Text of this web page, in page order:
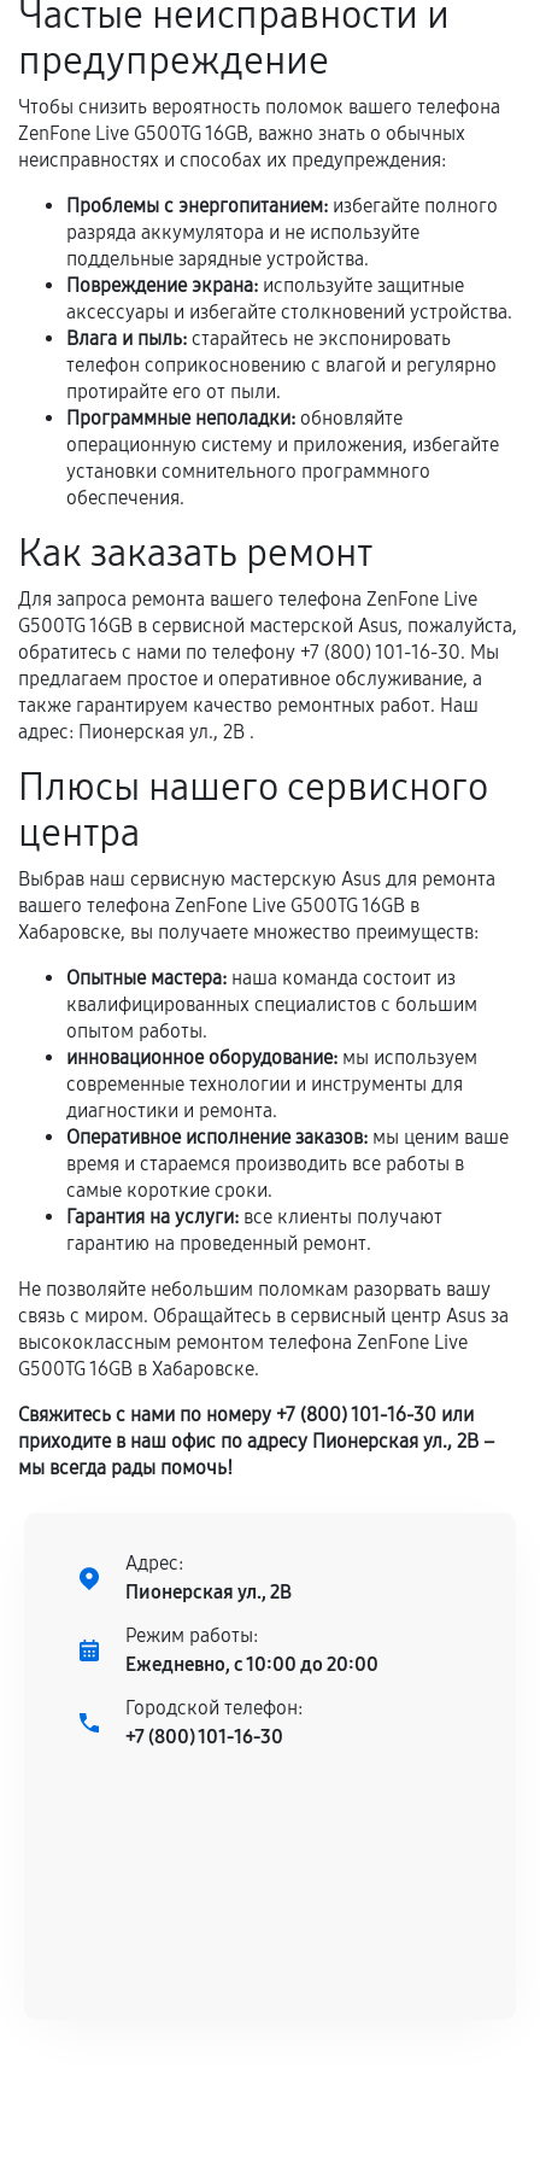
и кассовый чек.
Расширенная гарантия
В некоторых случаях возможно оформление
расширенной гарантии. Стоимость, сроки и
условия продления согласовываются отдельно и
фиксируются в документах.
Когда гарантия не действует
Нарушение правил эксплуатации,
механические повреждения, попадание влаги,
перегрев, коррозия.
Самостоятельный ремонт или вмешательство
Естественный износ деталей, если иное не
предусмотрено отдельно.
Обращение после окончания гарантийного
Программные сбои, если это не указано в
отдельных условиях.
Если комплектующие куплены
самостоятельно
Гарантия на выполненные работы может
сохраняться полностью или частично, если
соблюдены следующие условия:
Предоставленные детали подходят по
техническим параметрам и не имеют внешних
дефектов.
Установка была выполнена нашим сервисным
центром.
При этом гарантия на сами комплектующие
остается на стороне производителя или
продавца. За качество сторонних деталей
сервисный центр ответственности не несет.
Частые неисправности и
предупреждение
Чтобы снизить вероятность поломок вашего телефона
ZenFone Live G500TG 16GB, важно знать о обычных
неисправностях и способах их предупреждения:
Проблемы с энергопитанием: избегайте полного
разряда аккумулятора и не используйте
поддельные зарядные устройства.
Повреждение экрана: используйте защитные
аксессуары и избегайте столкновений устройства.
Влага и пыль: старайтесь не экспонировать
телефон соприкосновению с влагой и регулярно
протирайте его от пыли.
Программные неполадки: обновляйте
операционную систему и приложения, избегайте
установки сомнительного программного
обеспечения.
Как заказать ремонт
Для запроса ремонта вашего телефона ZenFone Live
G500TG 16GB в сервисной мастерской Asus, пожалуйста,
обратитесь с нами по телефону +7 (800) 101-16-30. Мы
предлагаем простое и оперативное обслуживание, а
также гарантируем качество ремонтных работ. Наш
адрес: Пионерская ул., 2В .
Плюсы нашего сервисного
центра
Выбрав наш сервисную мастерскую Asus для ремонта
вашего телефона ZenFone Live G500TG 16GB в
Хабаровске, вы получаете множество преимуществ:
Опытные мастера: наша команда состоит из
квалифицированных специалистов с большим
опытом работы.
инновационное оборудование: мы используем
современные технологии и инструменты для
диагностики и ремонта.
Оперативное исполнение заказов: мы ценим ваше
время и стараемся производить все работы в
самые короткие сроки.
Гарантия на услуги: все клиенты получают
гарантию на проведенный ремонт.
Не позволяйте небольшим поломкам разорвать вашу
связь с миром. Обращайтесь в сервисный центр Asus за
высококлассным ремонтом телефона ZenFone Live
G500TG 16GB в Хабаровске.
Свяжитесь с нами по номеру +7 (800) 101-16-30 или
приходите в наш офис по адресу Пионерская ул., 2В –
мы всегда рады помочь!
Адрес:
Пионерская ул., 2В
Режим работы:
Ежедневно, с 10:00 до 20:00
Городской телефон:
+7 (800) 101-16-30